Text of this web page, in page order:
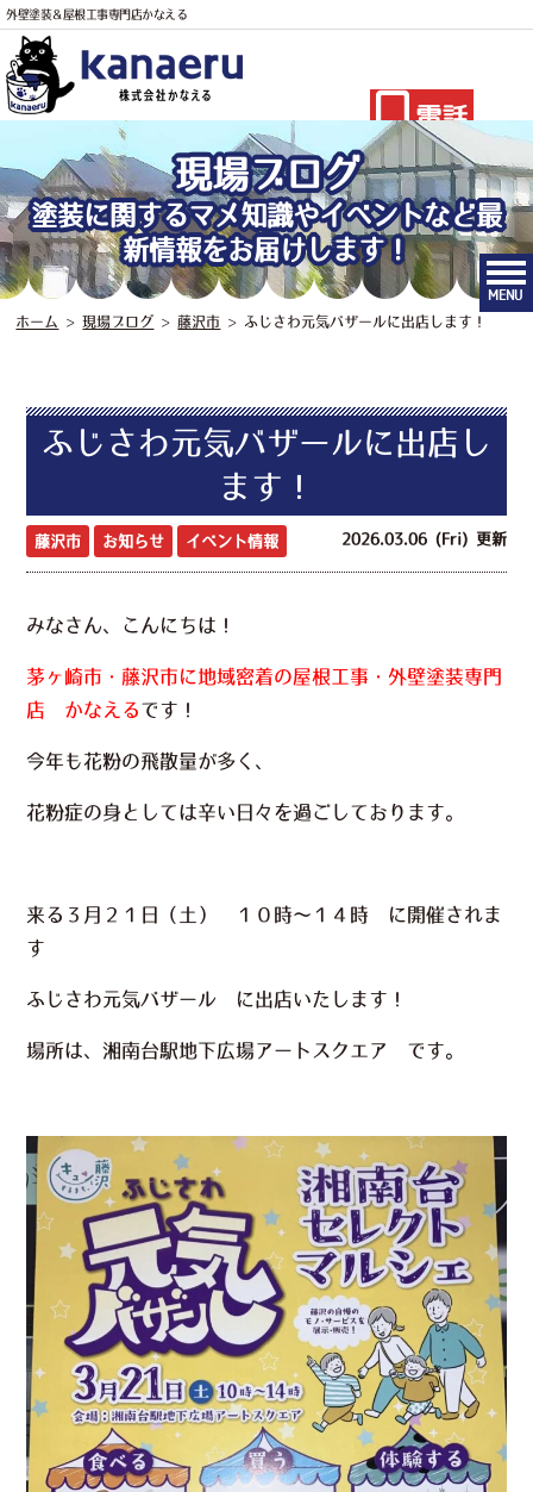
外壁塗装＆屋根工事専門店かなえる
電話
MENU
現場ブログ
塗装に関するマメ知識やイベントなど最
新情報をお届けします！
ホーム >現場ブログ > 藤沢市 >ふじさわ元気バザールに出店します！
ふじさわ元気バザールに出店し
ます！
藤沢市 お知らせ イベント情報 2026.03.06 (Fri) 更新
みなさん、こんにちは！
茅ヶ崎市・藤沢市に地域密着の屋根工事・外壁塗装専門
店 かなえるです！
今年も花粉の飛散量が多く、
花粉症の身としては辛い日々を過ごしております。
来る３月２１日（土） １０時～１４時 に開催されま
す
ふじさわ元気バザール に出店いたします！
場所は、湘南台駅地下広場アートスクエア です。